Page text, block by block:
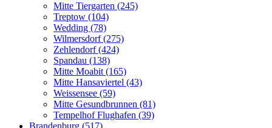
Mitte Tiergarten (245)
Treptow (104)
Wedding (78)
Wilmersdorf (275)
Zehlendorf (424)
Spandau (138)
Mitte Moabit (165)
Mitte Hansaviertel (43)
Weissensee (59)
Mitte Gesundbrunnen (81)
Tempelhof Flughafen (39)
Brandenburg (517)